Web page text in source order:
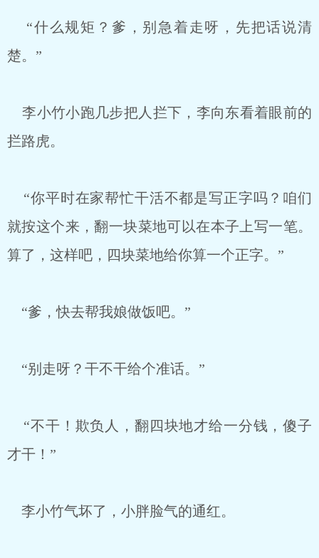
“什么规矩？爹，别急着走呀，先把话说清
楚。”
李小竹小跑几步把人拦下，李向东看着眼前的
拦路虎。
“你平时在家帮忙干活不都是写正字吗？咱们
就按这个来，翻一块菜地可以在本子上写一笔。
算了，这样吧，四块菜地给你算一个正字。”
“爹，快去帮我娘做饭吧。”
“别走呀？干不干给个准话。”
“不干！欺负人，翻四块地才给一分钱，傻子
才干！”
李小竹气坏了，小胖脸气的通红。